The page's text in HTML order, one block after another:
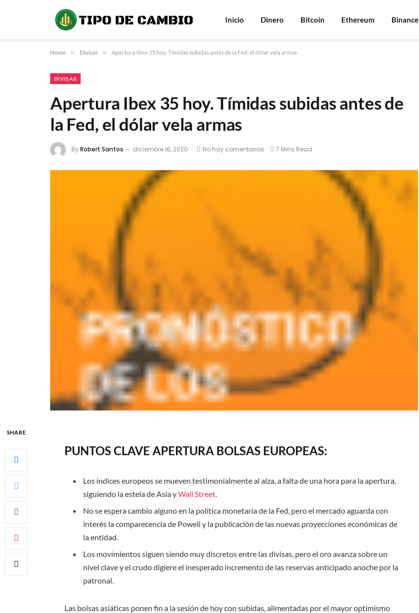
Inicio Dinero Bitcoin Ethereum Binance
Home » Divisas » Apertura Ibex 35 hoy. Tímidas subidas antes de la Fed, el dólar vela armas
DIVISAS
Apertura Ibex 35 hoy. Tímidas subidas antes de
la Fed, el dólar vela armas
ByRobert Santos diciembre 16, 2020 No hay comentarios 7 Mins Read
SHARE
PUNTOS CLAVE APERTURA BOLSAS EUROPEAS:
Los índices europeos se mueven testimonialmente al alza, a falta de una hora para la apertura,
siguiendo la estela de Asia yWall Street.
No se espera cambio alguno en la política monetaria de la Fed, pero el mercado aguarda con
interés la comparecencia de Powell y la publicación de las nuevas proyecciones económicas de
la entidad.
Los movimientos siguen siendo muy discretos entre las divisas, pero el oro avanza sobre un
nivel clave y el crudo digiere el inesperado incremento de las reservas anticipado anoche por la
patronal.
Las bolsas asiáticas ponen fin a la sesión de hoy con subidas, alimentadas por el mayor optimismo